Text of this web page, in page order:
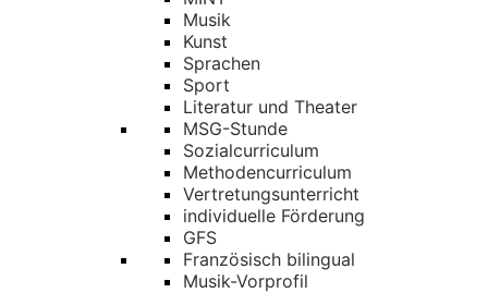
Musik
Kunst
Sprachen
Sport
Literatur und Theater
MSG-Stunde
Sozialcurriculum
Methodencurriculum
Vertretungsunterricht
individuelle Förderung
GFS
Französisch bilingual
Musik-Vorprofil